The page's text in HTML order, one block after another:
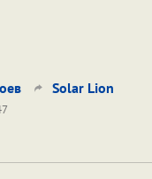
Solar Lion